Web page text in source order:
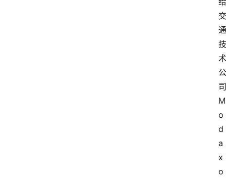
交
通
技
术
公
司
M
o
d
a
x
o